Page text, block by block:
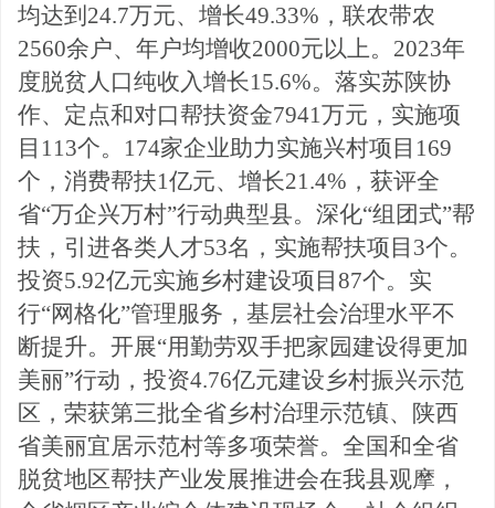
均达到24.7万元、增长49.33%，联农带农
2560余户、年户均增收2000元以上。2023年
度脱贫人口纯收入增长15.6%。落实苏陕协
作、定点和对口帮扶资金7941万元，实施项
目113个。174家企业助力实施兴村项目169
个，消费帮扶1亿元、增长21.4%，获评全
省“万企兴万村”行动典型县。深化“组团式”帮
扶，引进各类人才53名，实施帮扶项目3个。
投资5.92亿元实施乡村建设项目87个。实
行“网格化”管理服务，基层社会治理水平不
断提升。开展“用勤劳双手把家园建设得更加
美丽”行动，投资4.76亿元建设乡村振兴示范
区，荣获第三批全省乡村治理示范镇、陕西
省美丽宜居示范村等多项荣誉。全国和全省
脱贫地区帮扶产业发展推进会在我县观摩，